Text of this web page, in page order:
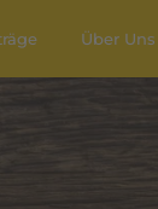
Über Uns